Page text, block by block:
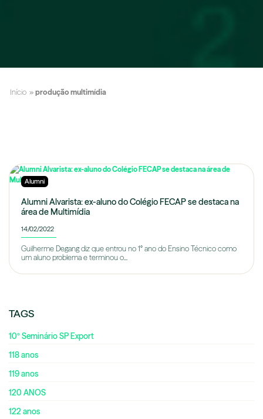
Início » produção multimídia
Alumni
Alumni Alvarista: ex-aluno do Colégio FECAP se destaca na
área de Multimídia
14/02/2022
Guilherme Degang diz que entrou no 1° ano do Ensino Técnico como
um aluno problema e terminou o...
TAGS
10º Seminário SP Export
118 anos
119 anos
120 ANOS
122 anos